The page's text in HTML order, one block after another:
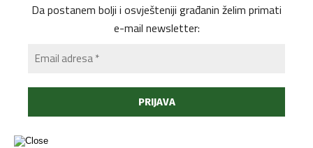
Da postanem bolji i osvješteniji građanin želim primati
e-mail newsletter: